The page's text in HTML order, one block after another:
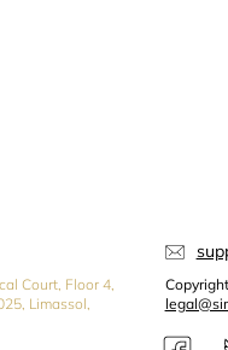
Court, Floor 4,
Limassol,